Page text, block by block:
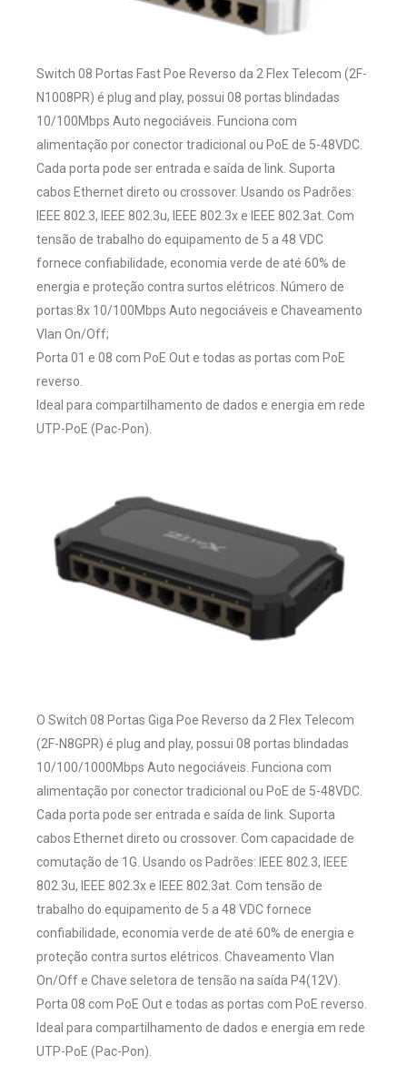
Switch 08 Portas Fast Poe Reverso da 2 Flex Telecom (2F-
N1008PR) é plug and play, possui 08 portas blindadas
10/100Mbps Auto negociáveis. Funciona com
alimentação por conector tradicional ou PoE de 5-48VDC.
Cada porta pode ser entrada e saída de link. Suporta
cabos Ethernet direto ou crossover. Usando os Padrões:
IEEE 802.3, IEEE 802.3u, IEEE 802.3x e IEEE 802.3at. Com
tensão de trabalho do equipamento de 5 a 48 VDC
fornece confiabilidade, economia verde de até 60% de
energia e proteção contra surtos elétricos. Número de
portas:8x 10/100Mbps Auto negociáveis e Chaveamento
Vlan On/Off;
Porta 01 e 08 com PoE Out e todas as portas com PoE
reverso.
Ideal para compartilhamento de dados e energia em rede
UTP-PoE (Pac-Pon).
O Switch 08 Portas Giga Poe Reverso da 2 Flex Telecom
(2F-N8GPR) é plug and play, possui 08 portas blindadas
10/100/1000Mbps Auto negociáveis. Funciona com
alimentação por conector tradicional ou PoE de 5-48VDC.
Cada porta pode ser entrada e saída de link. Suporta
cabos Ethernet direto ou crossover. Com capacidade de
comutação de 1G. Usando os Padrões: IEEE 802.3, IEEE
802.3u, IEEE 802.3x e IEEE 802.3at. Com tensão de
trabalho do equipamento de 5 a 48 VDC fornece
confiabilidade, economia verde de até 60% de energia e
proteção contra surtos elétricos. Chaveamento Vlan
On/Off e Chave seletora de tensão na saída P4(12V).
Porta 08 com PoE Out e todas as portas com PoE reverso.
Ideal para compartilhamento de dados e energia em rede
UTP-PoE (Pac-Pon).